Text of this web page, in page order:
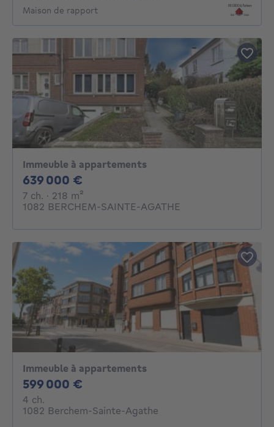
Maison de rapport
Immeuble à appartements
639 000 €
7 ch. 7 chambres
· 218 m²
1082 BERCHEM-SAINTE-AGATHE
Immeuble à appartements
599 000 €
4 ch.
1082 Berchem-Sainte-Agathe